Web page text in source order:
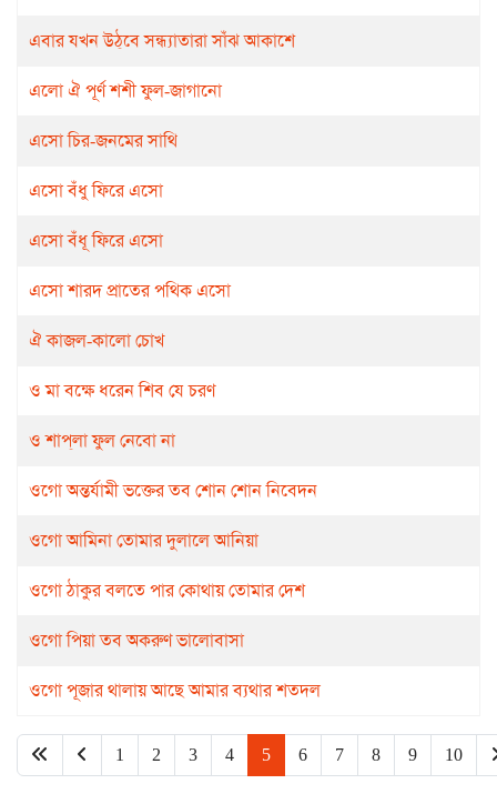
এবার যখন উঠ্‌বে সন্ধ্যাতারা সাঁঝ আকাশে
এলো ঐ পূর্ণ শশী ফুল-জাগানো
এসো চির-জনমের সাথি
এসো বঁধু ফিরে এসো
এসো বঁধূ ফিরে এসো
এসো শারদ প্রাতের পথিক এসো
ঐ কাজল-কালো চোখ
ও মা বক্ষে ধরেন শিব যে চরণ
ও শাপ্‌লা ফুল নেবো না
ওগো অন্তর্যামী ভক্তের তব শোন শোন নিবেদন
ওগো আমিনা তোমার দুলালে আনিয়া
ওগো ঠাকুর বলতে পার কোথায় তোমার দেশ
ওগো পিয়া তব অকরুণ ভালোবাসা
ওগো পূজার থালায় আছে আমার ব্যথার শতদল
1 2 3 4 5 6 7 8 9 10